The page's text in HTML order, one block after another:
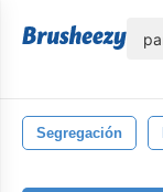
Segregación